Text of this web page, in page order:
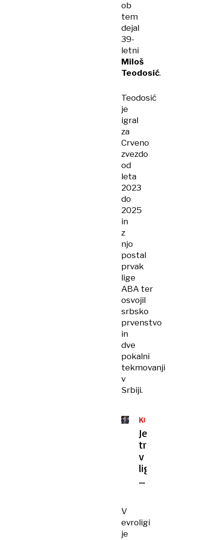
ob
tem
dejal
39-
letni
Miloš
Teodosić.
Teodosić
je
igral
za
Crveno
zvezdo
od
leta
2023
do
2025
in
z
njo
postal
prvak
lige
ABA ter
osvojil
srbsko
prvenstvo
in
dve
pokalni
tekmovanji
v
Srbiji.
KOŠARKA
Je
trener
v
ligi
NBA
V
evroligi
je